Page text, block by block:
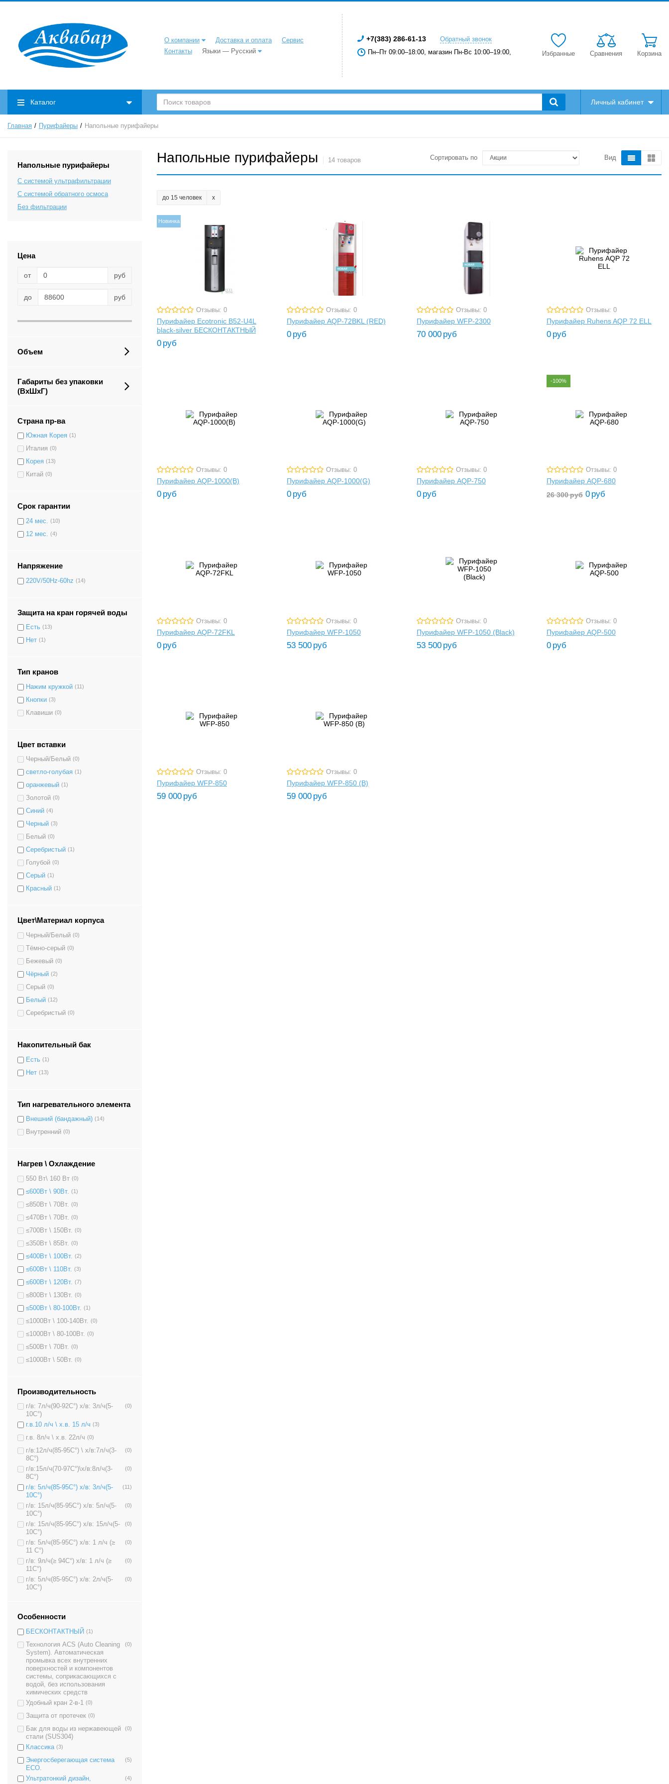
О компании Доставка и оплата
Сервис
Контакты
Языки — Русский
+7(383) 286-61-13
Обратный звонок
Пн–Пт 09:00–18:00, магазин Пн-Вс 10:00–19:00,
Избранные Сравнения Корзина
Каталог Личный кабинет
Главная Пурифайеры Напольные пурифайеры
Напольные пурифайеры
С системой ультрафильтрации
С системой обратного осмоса
Без фильтрации
Цена
от руб
до руб
Объем
Габариты без упаковки
(ВxШxГ)
Страна пр-ва
Южная Корея (1)
Италия (0)
Корея (13)
Китай (0)
Срок гарантии
24 мес. (10)
12 мес. (4)
Напряжение
220V/50Hz-60hz (14)
Защита на кран горячей воды
Есть (13)
Нет (1)
Тип кранов
Нажим кружкой (11)
Кнопки (3)
Клавиши (0)
Цвет вставки
Черный/Белый (0)
светло-голубая (1)
оранжевый (1)
Золотой (0)
Синий (4)
Черный (3)
Белый (0)
Серебристый (1)
Голубой (0)
Серый (1)
Красный (1)
Цвет\Материал корпуса
Черный/Белый (0)
Тёмно-серый (0)
Бежевый (0)
Чёрный (2)
Серый (0)
Белый (12)
Серебристый (0)
Накопительный бак
Есть (1)
Нет (13)
Тип нагревательного элемента
Внешний (бандажный) (14)
Внутренний (0)
Нагрев \ Охлаждение
550 Вт\ 160 Вт (0)
≤600Вт \ 90Вт. (1)
≤850Вт \ 70Вт. (0)
≤470Вт \ 70Вт. (0)
≤700Вт \ 150Вт. (0)
≤350Вт \ 85Вт. (0)
≤400Вт \ 100Вт. (2)
≤600Вт \ 110Вт. (3)
≤600Вт \ 120Вт. (7)
≤800Вт \ 130Вт. (0)
≤500Вт \ 80-100Вт. (1)
≤1000Вт \ 100-140Вт. (0)
≤1000Вт \ 80-100Вт. (0)
≤500Вт \ 70Вт. (0)
≤1000Вт \ 50Вт. (0)
Производительность
г/в: 7л/ч(90-92C°) х/в: 3л/ч(5-
10C°)
(0)
г.в.10 л/ч \ х.в. 15 л/ч (3)
г.в. 8л/ч \ х.в. 22л/ч (0)
г/в:12л/ч(85-95C°) \ х/в:7л/ч(3-
8C°)
(0)
г/в:15л/ч(70-97C°)\х/в:8л/ч(3-
8C°)
(0)
г/в: 5л/ч(85-95C°) х/в: 3л/ч(5-
10C°)
(11)
г/в: 15л/ч(85-95C°) х/в: 5л/ч(5-
10C°)
(0)
г/в: 15л/ч(85-95C°) х/в: 15л/ч(5-
10C°)
(0)
г/в: 5л/ч(85-95C°) х/в: 1 л/ч (≥
11 C°)
(0)
г/в: 9л/ч(≥ 94C°) х/в: 1 л/ч (≥
11C°)
(0)
г/в: 5л/ч(85-95C°) х/в: 2л/ч(5-
10C°)
(0)
Особенности
БЕСКОНТАКТНЫЙ (1)
Технология ACS (Auto Cleaning
System). Автоматическая
промывка всех внутренних
поверхностей и компонентов
системы, соприкасающихся с
водой, без использования
химических средств
(0)
Удобный кран 2-в-1 (0)
Защита от протечек (0)
Бак для воды из нержавеющей
стали (SUS304)
(0)
Классика (3)
Энергосберегающая система
ECO.
(5)
Ультратонкий дизайн,
(4)
Напольные пурифайеры 14 товаров Сортировать по Вид
до 15 человек
Новинка
Отзывы: 0
Пурифайер Ecotronic B52-U4L
black-silver БЕСКОНТАКТНЫЙ
0 руб
Отзывы: 0
Пурифайер AQP-72BKL (RED)
0 руб
Отзывы: 0
Пурифайер WFP-2300
70 000 руб
Отзывы: 0
Пурифайер Ruhens AQP 72 ELL
0 руб
Отзывы: 0
Пурифайер AQP-1000(B)
0 руб
Отзывы: 0
Пурифайер AQP-1000(G)
0 руб
Отзывы: 0
Пурифайер AQP-750
0 руб
-100%
Отзывы: 0
Пурифайер AQP-680
26 300руб 0 руб
Отзывы: 0
Пурифайер AQP-72FKL
0 руб
Отзывы: 0
Пурифайер WFP-1050
53 500 руб
Отзывы: 0
Пурифайер WFP-1050 (Black)
53 500 руб
Отзывы: 0
Пурифайер AQP-500
0 руб
Отзывы: 0
Пурифайер WFP-850
59 000 руб
Отзывы: 0
Пурифайер WFP-850 (B)
59 000 руб